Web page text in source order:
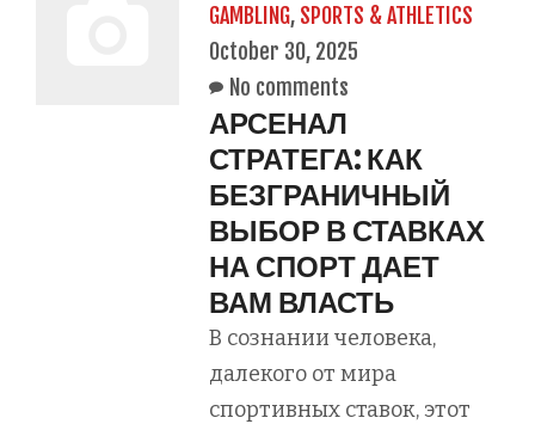
GAMBLING, SPORTS & ATHLETICS
October 30, 2025
No comments
АРСЕНАЛ
СТРАТЕГА: КАК
БЕЗГРАНИЧНЫЙ
ВЫБОР В СТАВКАХ
НА СПОРТ ДАЕТ
ВАМ ВЛАСТЬ
В сознании человека,
далекого от мира
спортивных ставок, этот